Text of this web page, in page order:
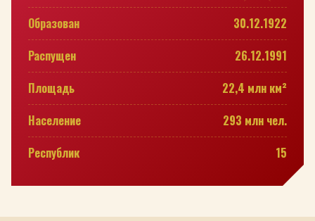
Образован
30.12.1922
Распущен
26.12.1991
Площадь
22,4 млн км²
Население
293 млн чел.
Республик
15